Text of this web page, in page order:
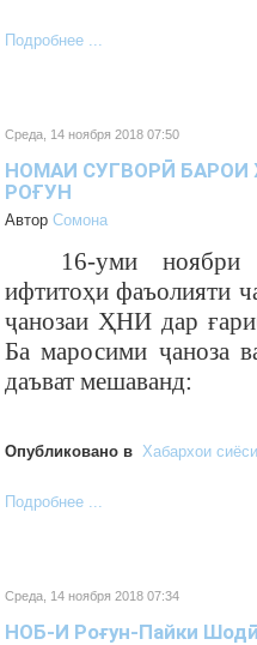
Подробнее ...
Среда, 14 ноября 2018 07:50
НОМАИ СУГВОРӢ
РОҒУН
Автор Cомона
16-уми
ифтитоҳи фаъолияти
ҷанозаи ҲНИ дар
Ба маросими ҷаноза
даъват мешаванд:
Опубликовано в Хабархои сиёси
Подробнее ...
Среда, 14 ноября 2018 07:34
НОБ-И Роғун-Пайки Шодӣ